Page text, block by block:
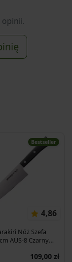
opinii.
Bestseller
4,86
Nóż Szefa
AUS-8 Czarny
109,00 zł